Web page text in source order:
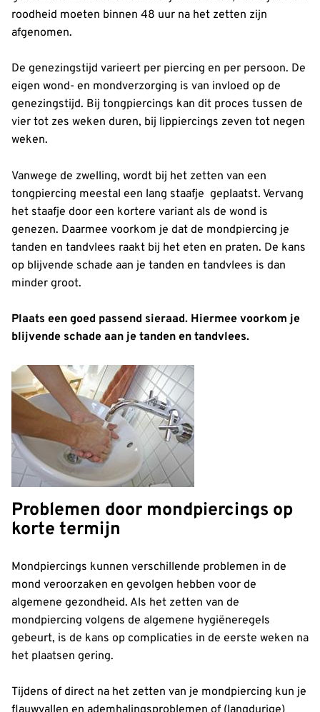
roodheid moeten binnen 48 uur na het zetten zijn
afgenomen.
De genezingstijd varieert per piercing en per persoon. De
eigen wond- en mondverzorging is van invloed op de
genezingstijd. Bij tongpiercings kan dit proces tussen de
vier tot zes weken duren, bij lippiercings zeven tot negen
weken.
Vanwege de zwelling, wordt bij het zetten van een
tongpiercing meestal een lang staafje geplaatst. Vervang
het staafje door een kortere variant als de wond is
genezen. Daarmee voorkom je dat de mondpiercing je
tanden en tandvlees raakt bij het eten en praten. De kans
op blijvende schade aan je tanden en tandvlees is dan
minder groot.
Plaats een goed passend sieraad. Hiermee voorkom je
blijvende schade aan je tanden en tandvlees.
Problemen door mondpiercings op
korte termijn
Mondpiercings kunnen verschillende problemen in de
mond veroorzaken en gevolgen hebben voor de
algemene gezondheid. Als het zetten van de
mondpiercing volgens de algemene hygiëneregels
gebeurt, is de kans op complicaties in de eerste weken na
het plaatsen gering.
Tijdens of direct na het zetten van je mondpiercing kun je